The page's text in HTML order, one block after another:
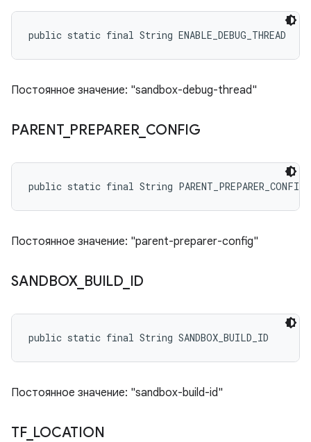
public static final String ENABLE_DEBUG_THREAD
Постоянное значение: "sandbox-debug-thread"
PARENT_ PREPARER_ CONFIG
public static final String PARENT_PREPARER_CONFIG
Постоянное значение: "parent-preparer-config"
SANDBOX_ BUILD_ ID
public static final String SANDBOX_BUILD_ID
Постоянное значение: "sandbox-build-id"
TF_ LOCATION